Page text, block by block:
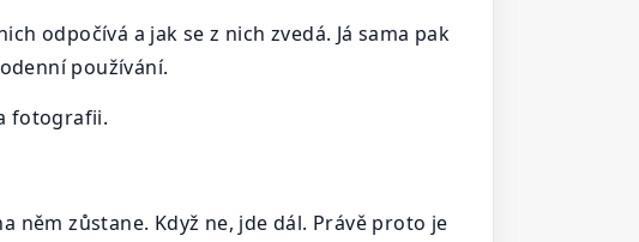
odpočívá a jak se z nich zvedá. Já sama pak
používání.
fotografii.
něm zůstane. Když ne, jde dál. Právě proto je